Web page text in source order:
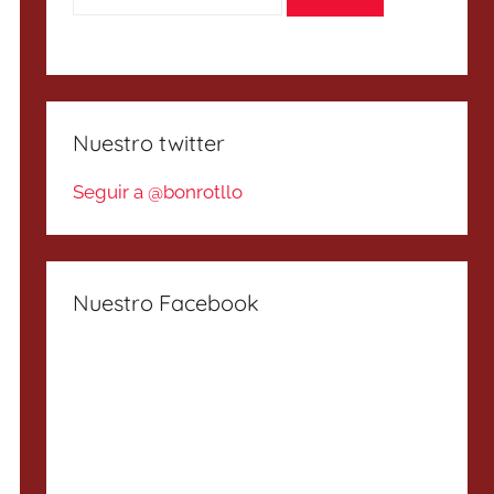
Nuestro twitter
Seguir a @bonrotllo
Nuestro Facebook